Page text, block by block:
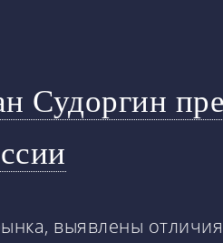
Судоргин
выявлены